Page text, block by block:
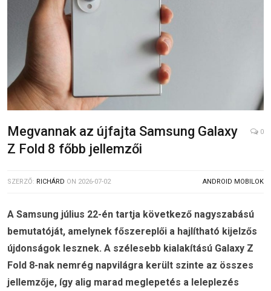
Megvannak az újfajta Samsung Galaxy
Z Fold 8 főbb jellemzői
0
SZERZŐ: RICHÁRD ON 2026-07-02 ANDROID MOBILOK
A Samsung július 22-én tartja következő nagyszabású
bemutatóját, amelynek főszereplői a hajlítható kijelzős
újdonságok lesznek. A szélesebb kialakítású Galaxy Z
Fold 8-nak nemrég napvilágra került szinte az összes
jellemzője, így alig marad meglepetés a leleplezés